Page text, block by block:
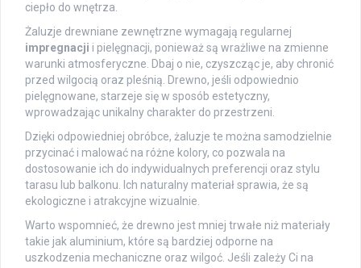
ciepło do wnętrza.
Żaluzje drewniane zewnętrzne wymagają regularnej
impregnacji i pielęgnacji, ponieważ są wrażliwe na zmienne
warunki atmosferyczne. Dbaj o nie, czyszcząc je, aby chronić
przed wilgocią oraz pleśnią. Drewno, jeśli odpowiednio
pielęgnowane, starzeje się w sposób estetyczny,
wprowadzając unikalny charakter do przestrzeni.
Dzięki odpowiedniej obróbce, żaluzje te można samodzielnie
przycinać i malować na różne kolory, co pozwala na
dostosowanie ich do indywidualnych preferencji oraz stylu
tarasu lub balkonu. Ich naturalny materiał sprawia, że są
ekologiczne i atrakcyjne wizualnie.
Warto wspomnieć, że drewno jest mniej trwałe niż materiały
takie jak aluminium, które są bardziej odporne na
uszkodzenia mechaniczne oraz wilgoć. Jeśli zależy Ci na